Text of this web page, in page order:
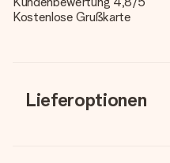
Kostenlose Grußkarte
Lieferoptionen